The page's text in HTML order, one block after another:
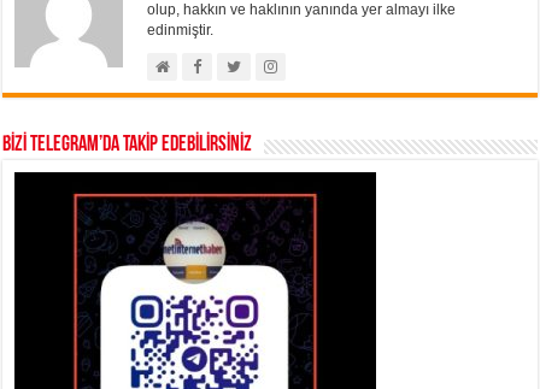
olup, hakkın ve haklının yanında yer almayı ilke
edinmiştir.
BİZİ TELEGRAM’DA TAKİP EDEBİLİRSİNİZ